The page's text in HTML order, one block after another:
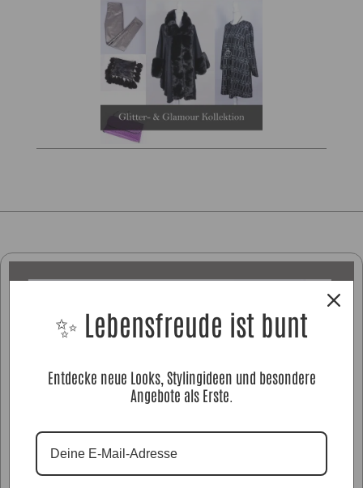
✨ Lebensfreude ist bunt
Entdecke neue Looks, Stylingideen und besondere
Angebote als Erste.